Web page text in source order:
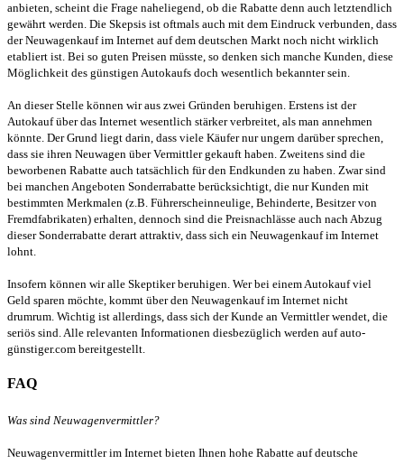
anbieten, scheint die Frage naheliegend, ob die Rabatte denn auch letztendlich
gewährt werden. Die Skepsis ist oftmals auch mit dem Eindruck verbunden, dass
der Neuwagenkauf im Internet auf dem deutschen Markt noch nicht wirklich
etabliert ist. Bei so guten Preisen müsste, so denken sich manche Kunden, diese
Möglichkeit des günstigen Autokaufs doch wesentlich bekannter sein.
An dieser Stelle können wir aus zwei Gründen beruhigen. Erstens ist der
Autokauf über das Internet wesentlich stärker verbreitet, als man annehmen
könnte. Der Grund liegt darin, dass viele Käufer nur ungern darüber sprechen,
dass sie ihren Neuwagen über Vermittler gekauft haben. Zweitens sind die
beworbenen Rabatte auch tatsächlich für den Endkunden zu haben. Zwar sind
bei manchen Angeboten Sonderrabatte berücksichtigt, die nur Kunden mit
bestimmten Merkmalen (z.B. Führerscheinneulige, Behinderte, Besitzer von
Fremdfabrikaten) erhalten, dennoch sind die Preisnachlässe auch nach Abzug
dieser Sonderrabatte derart attraktiv, dass sich ein Neuwagenkauf im Internet
lohnt.
Insofern können wir alle Skeptiker beruhigen. Wer bei einem Autokauf viel
Geld sparen möchte, kommt über den Neuwagenkauf im Internet nicht
drumrum. Wichtig ist allerdings, dass sich der Kunde an Vermittler wendet, die
seriös sind. Alle relevanten Informationen diesbezüglich werden auf auto-
günstiger.com bereitgestellt.
FAQ
Was sind Neuwagenvermittler?
Neuwagenvermittler im Internet bieten Ihnen hohe Rabatte auf deutsche